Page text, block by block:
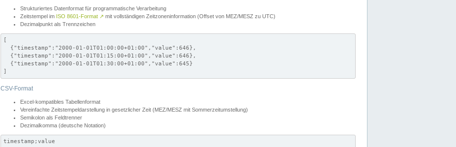
Strukturiertes Datenformat für programmatische Verarbeitung
Zeitstempel im ISO 8601-Format ↗ mit vollständigen Zeitzoneninformation (Offset von MEZ/MESZ zu UTC)
Dezimalpunkt als Trennzeichen
[
  {"timestamp":"2000-01-01T01:00:00+01:00","value":646},
  {"timestamp":"2000-01-01T01:15:00+01:00","value":646},
  {"timestamp":"2000-01-01T01:30:00+01:00","value":645}
]
CSV-Format
Excel-kompatibles Tabellenformat
Vereinfachte Zeitstempeldarstellung in gesetzlicher Zeit (MEZ/MESZ mit Sommerzeitumstellung)
Semikolon als Feldtrenner
Dezimalkomma (deutsche Notation)
timestamp;value